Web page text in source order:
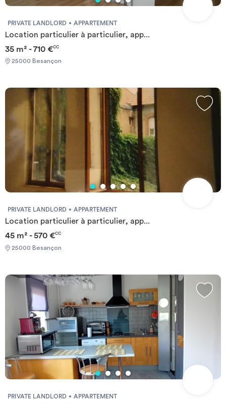
PRIVATE LANDLORD APPARTEMENT
Location particulier à particulier, app...
35 m² - 710 €CC
25000 Besançon
PRIVATE LANDLORD APPARTEMENT
Location particulier à particulier, app...
45 m² - 570 €CC
25000 Besançon
PRIVATE LANDLORD APPARTEMENT